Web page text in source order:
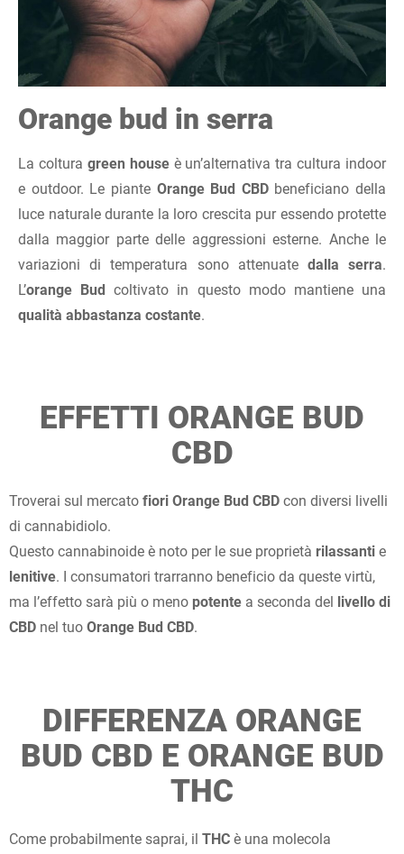
Orange bud in serra
La coltura green houseè un’alternativa tra cultura indoor
e outdoor. Le piante Orange Bud CBDbeneficiano della
luce naturale durante la loro crescita pur essendo protette
dalla maggior parte delle aggressioni esterne. Anche le
variazioni di temperatura sono attenuate dalla serra.
L’orange Bud coltivato in questo modo mantiene una
qualità abbastanza costante.
EFFETTI ORANGE BUD
CBD
Troverai sul mercato fiori Orange Bud CBD con diversi livelli
di cannabidiolo.
Questo cannabinoide è noto per le sue proprietà rilassanti e
lenitive. I consumatori trarranno beneficio da queste virtù,
ma l’effetto sarà più o meno potente a seconda del livello di
CBD nel tuo Orange Bud CBD.
DIFFERENZA ORANGE
BUD CBD E ORANGE BUD
THC
Come probabilmente saprai, il THC è una molecola